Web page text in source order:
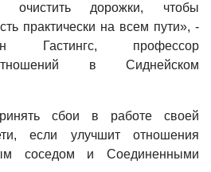
очистить дорожки, чтобы
практически на всем пути», -
Гастингс, профессор
в Сиднейском
сбои в работе своей
если улучшит отношения
соседом и Соединенными